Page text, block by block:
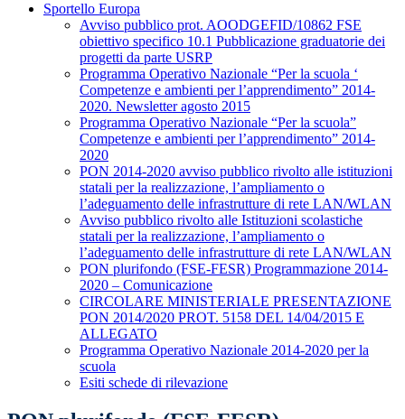
Sportello Europa
Avviso pubblico prot. AOODGEFID/10862 FSE
obiettivo specifico 10.1 Pubblicazione graduatorie dei
progetti da parte USRP
Programma Operativo Nazionale “Per la scuola ‘
Competenze e ambienti per l’apprendimento” 2014-
2020. Newsletter agosto 2015
Programma Operativo Nazionale “Per la scuola”
Competenze e ambienti per l’apprendimento” 2014-
2020
PON 2014-2020 avviso pubblico rivolto alle istituzioni
statali per la realizzazione, l’ampliamento o
l’adeguamento delle infrastrutture di rete LAN/WLAN
Avviso pubblico rivolto alle Istituzioni scolastiche
statali per la realizzazione, l’ampliamento o
l’adeguamento delle infrastrutture di rete LAN/WLAN
PON plurifondo (FSE-FESR) Programmazione 2014-
2020 – Comunicazione
CIRCOLARE MINISTERIALE PRESENTAZIONE
PON 2014/2020 PROT. 5158 DEL 14/04/2015 E
ALLEGATO
Programma Operativo Nazionale 2014-2020 per la
scuola
Esiti schede di rilevazione